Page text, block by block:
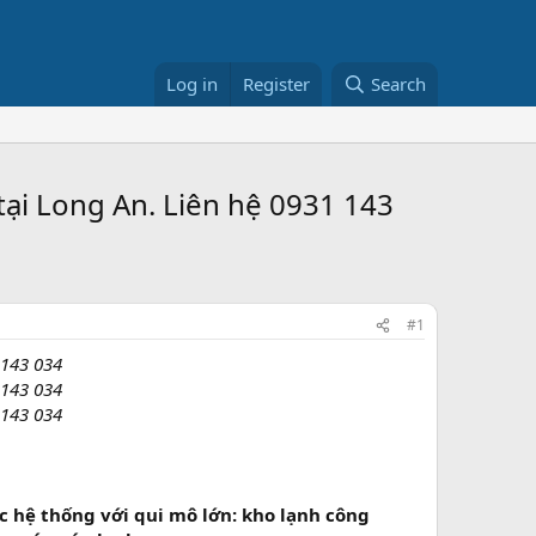
Log in Register Search
Long An. Liên hệ 0931 143
#1
034
034
034
hệ thống với qui mô lớn: kho lạnh công